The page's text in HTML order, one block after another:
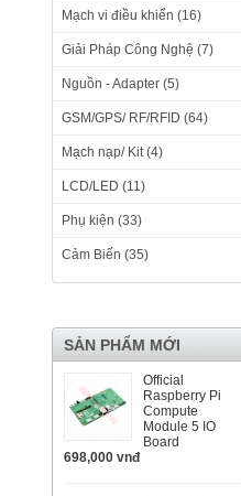
Mạch vi điều khiển (16)
Giải Pháp Công Nghệ (7)
Nguồn - Adapter (5)
GSM/GPS/ RF/RFID (64)
Mạch nạp/ Kit (4)
LCD/LED (11)
Phụ kiện (33)
Cảm Biến (35)
SẢN PHẨM MỚI
Official
Raspberry Pi
Compute
Module 5 IO
Board
698,000 vnđ